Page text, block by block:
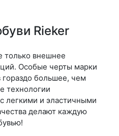
Rieker
только внешнее
Особые черты марки
большее, чем
технологии
легкими и эластичными
делают каждую